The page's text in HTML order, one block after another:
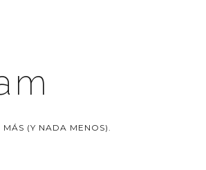
(Y NADA MENOS).